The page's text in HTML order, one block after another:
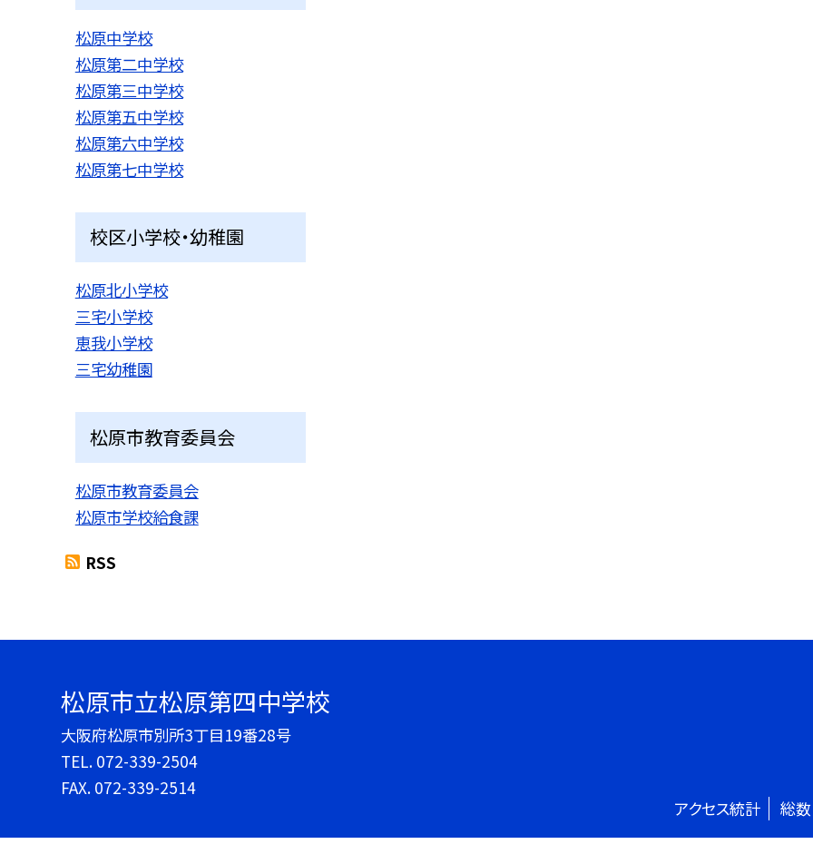
松原中学校
松原第二中学校
松原第三中学校
松原第五中学校
松原第六中学校
松原第七中学校
校区小学校・幼稚園
松原北小学校
三宅小学校
恵我小学校
三宅幼稚園
松原市教育委員会
松原市教育委員会
松原市学校給食課
RSS
松原市立松原第四中学校
大阪府松原市別所3丁目19番28号
TEL. 072-339-2504
FAX. 072-339-2514
アクセス統計 総数